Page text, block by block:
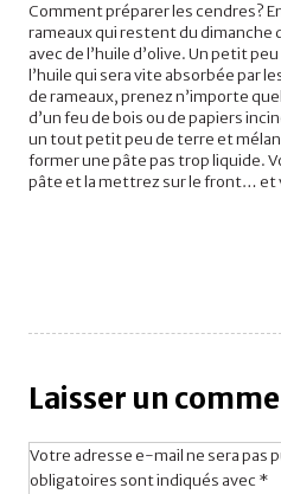
Comment préparer les cendres?
rameaux qui restent du dimanche
avec de l’huile d’olive. Un petit
l’huile qui sera vite absorbée par
de rameaux, prenez n’importe
d’un feu de bois ou de papiers
un tout petit peu de terre et
former une pâte pas trop liquide.
pâte et la mettrez sur le front… et
Laisser un
Votre adresse e-mail ne sera pas
obligatoires sont indiqués avec *